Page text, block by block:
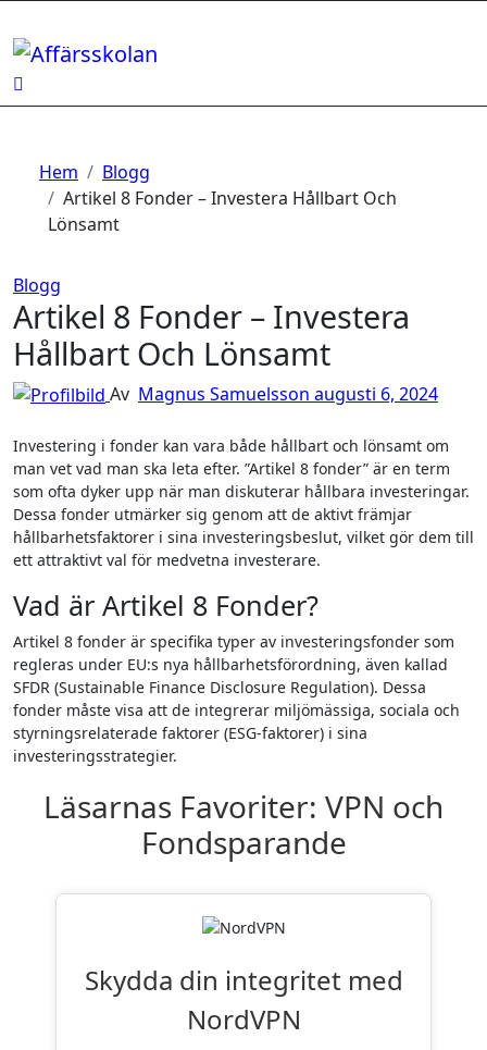
till
innehåll
Hem
Blogg
Artikel 8 Fonder – Investera Hållbart Och
Lönsamt
Blogg
Artikel 8 Fonder – Investera
Hållbart Och Lönsamt
Av Magnus Samuelsson augusti 6, 2024
Investering i fonder kan vara både hållbart och lönsamt om
man vet vad man ska leta efter. ”Artikel 8 fonder” är en term
som ofta dyker upp när man diskuterar hållbara investeringar.
Dessa fonder utmärker sig genom att de aktivt främjar
hållbarhetsfaktorer i sina investeringsbeslut, vilket gör dem till
ett attraktivt val för medvetna investerare.
Vad är Artikel 8 Fonder?
Artikel 8 fonder är specifika typer av investeringsfonder som
regleras under EU:s nya hållbarhetsförordning, även kallad
SFDR (Sustainable Finance Disclosure Regulation). Dessa
fonder måste visa att de integrerar miljömässiga, sociala och
styrningsrelaterade faktorer (ESG-faktorer) i sina
investeringsstrategier.
Läsarnas Favoriter: VPN och
Fondsparande
Skydda din integritet med
NordVPN